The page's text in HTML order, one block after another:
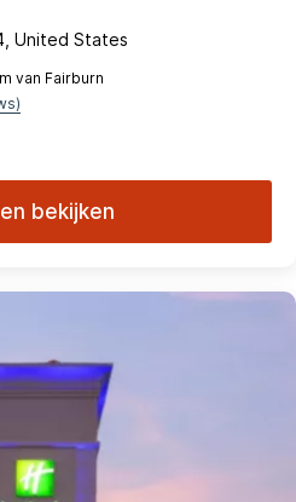
United States
van Fairburn
bekijken